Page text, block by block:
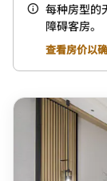
每种房型的
障碍客房。
查看房价以